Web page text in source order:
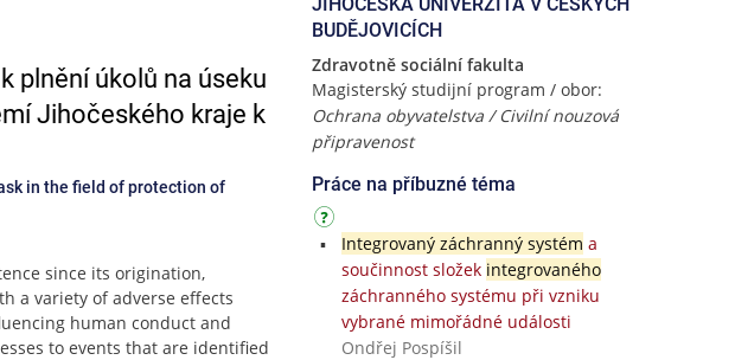
plnění úkolů na úseku
Jihočeského kraje k
in the field of protection of
since its origination,
a variety of adverse effects
human conduct and
to events that are identified
BUDĚJOVICÍCH
Zdravotně sociální fakulta
Magisterský studijní program / obor:
Ochrana obyvatelstva / Civilní nouzová
připravenost
Práce na příbuzné téma
Integrovaný záchranný systém a
součinnost složek integrovaného
záchranného systému při vzniku
vybrané mimořádné události
Ondřej Pospíšil